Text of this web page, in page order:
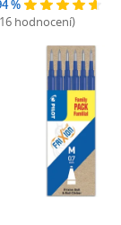
%
hodnocení)